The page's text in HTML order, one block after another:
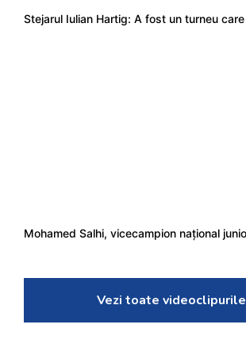
Vezi toate videoclipurile